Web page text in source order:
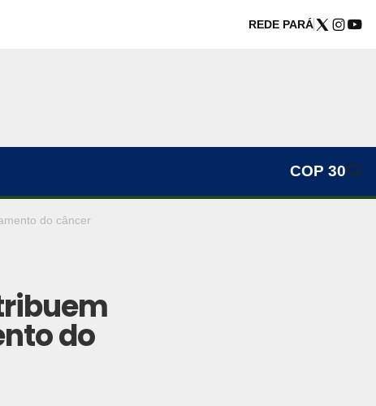
REDE PARÁ
COP 30
do câncer
do